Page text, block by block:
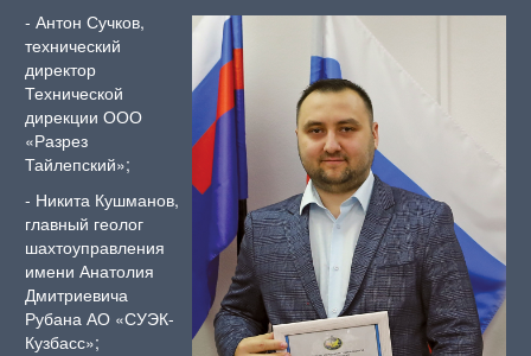
‑ Антон Сучков,
технический
директор
Технической
дирекции ООО
«Разрез
Тайлепский»;
‑ Никита Кушманов,
главный геолог
шахтоуправления
имени Анатолия
Дмитриевича
Рубана АО «СУЭК-
Кузбасс»;